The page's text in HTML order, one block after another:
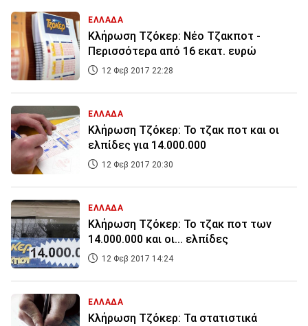
ΕΛΛΑΔΑ
Κλήρωση Τζόκερ: Νέο Τζακποτ -
Περισσότερα από 16 εκατ. ευρώ
12 Φεβ 2017 22:28
ΕΛΛΑΔΑ
Κλήρωση Τζόκερ: Το τζακ ποτ και οι
ελπίδες για 14.000.000
12 Φεβ 2017 20:30
ΕΛΛΑΔΑ
Κλήρωση Τζόκερ: Το τζακ ποτ των
14.000.000 και οι... ελπίδες
12 Φεβ 2017 14:24
ΕΛΛΑΔΑ
Κλήρωση Τζόκερ: Τα στατιστικά